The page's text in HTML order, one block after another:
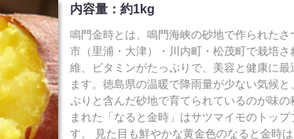
内容量：約1kg
鳴門金時とは、鳴門海峡の砂地で作られたさ
市（里浦・大津）・川内町・松茂町で栽培
維、ビタミンがたっぷりで、美容と健康に
ます。徳島県の温暖で降雨量が少ない気候
ぷりと含んだ砂地で育てられているのが味
まれた「なると金時」はサツマイモのトッ
す。 見た目も鮮やかな黄金色のなると金時